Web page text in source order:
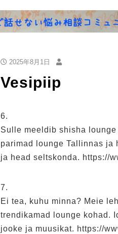
2025年8月1日
Vesipiip
6.
Sulle meeldib shisha
parimad lounge Tallinnas ja
ja head seltskonda. https://
7.
Ei tea, kuhu minna? Meie
trendikamad lounge kohad.
jooke ja muusikat. https://